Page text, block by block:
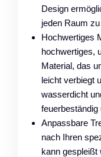
Design
jeden Raum
Hochwertiges
hochwertiges,
Material, das
leicht verbiegt
wasserdicht
Anpassbare
nach Ihren
kann gespleißt